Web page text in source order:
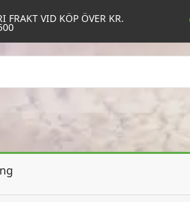
FRAKT VID KÖP ÖVER KR.